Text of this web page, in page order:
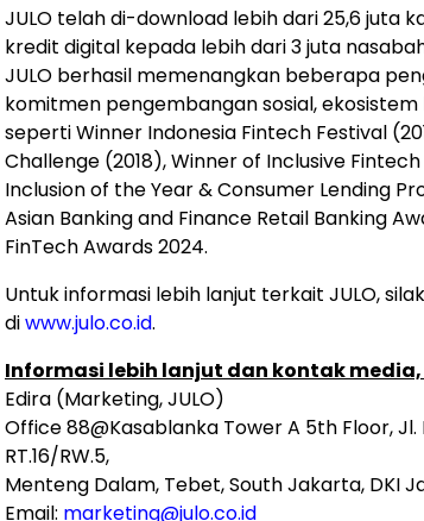
JULO telah di-download lebih dari 25,6 juta
kredit digital kepada lebih dari 3 juta
JULO berhasil memenangkan beberapa
komitmen pengembangan sosial, ekosistem
seperti Winner Indonesia Fintech Festival
Challenge (2018), Winner of Inclusive
Inclusion of the Year & Consumer Lending
Asian Banking and Finance Retail Banking
FinTech Awards 2024.
Untuk informasi lebih lanjut terkait JULO,
diwww.julo.co.id.
Informasi lebih lanjut dan kontak
Edira (Marketing, JULO)
Office 88@Kasablanka Tower A 5th Floor,
RT.16/RW.5,
Menteng Dalam, Tebet, South Jakarta, DKI
Email: marketing@julo.co.id